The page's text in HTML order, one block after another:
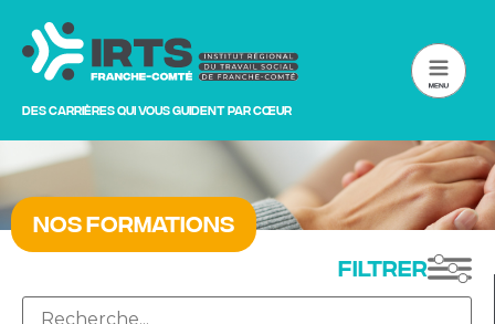
Des carrières qui vous guident par cœur
Nos formations
Filtrer